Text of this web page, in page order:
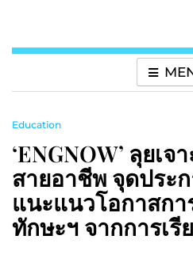
Education
‘ENGNOW’ ลุยเ
สายอาชีพ จุดประ
แนะแนวโอกาสก
ทักษะฯ จากการเ